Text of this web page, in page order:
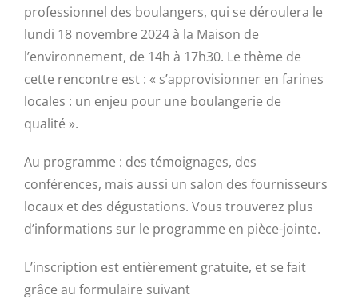
professionnel des boulangers, qui se déroulera le
lundi 18 novembre 2024 à la Maison de
l’environnement, de 14h à 17h30. Le thème de
cette rencontre est : « s’approvisionner en farines
locales : un enjeu pour une boulangerie de
qualité ».
Au programme : des témoignages, des
conférences, mais aussi un salon des fournisseurs
locaux et des dégustations. Vous trouverez plus
d’informations sur le programme en pièce-jointe.
L’inscription est entièrement gratuite, et se fait
grâce au formulaire suivant